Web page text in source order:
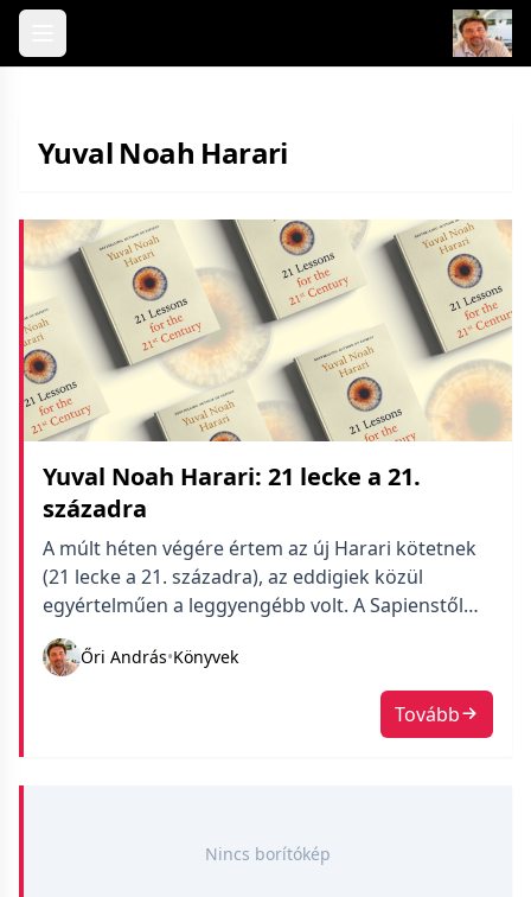
Skip to content
Yuval Noah Harari
Yuval Noah Harari: 21 lecke a 21.
századra
A múlt héten végére értem az új Harari kötetnek
(21 lecke a 21. századra), az eddigiek közül
egyértelműen a leggyengébb volt. A Sapienstől
kezdve erős lejtmenet jellemzi szerintem Harari
írásait. A Sapiens jó volt, kifejezetten erős könyv,
amiben a tartalom meg a stílus egyben mozgott.
A Homo Deus még hozta a stílust, de tartalmában
Őri András•Könyvek
Tovább
Nincs borítókép